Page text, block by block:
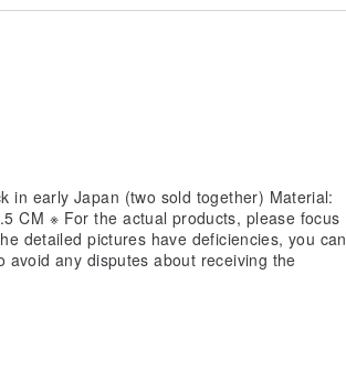
in early Japan (two sold together) Material:
CM ※ For the actual products, please focus
detailed pictures have deficiencies, you can
avoid any disputes about receiving the